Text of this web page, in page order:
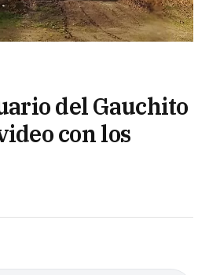
del Gauchito
con los